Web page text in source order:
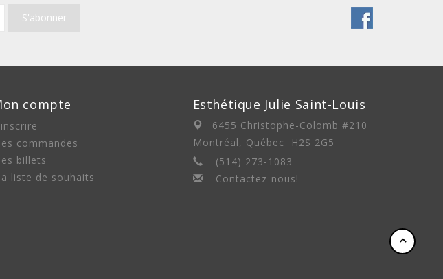
compte
commandes
billets
liste de souhaits
Esthétique Julie Saint-Louis
6455 Christophe-Colomb #210
Montréal, Québec H2S 2G5
(514) 273-1083
Contactez-nous!